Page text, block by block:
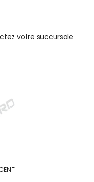
votre succursale